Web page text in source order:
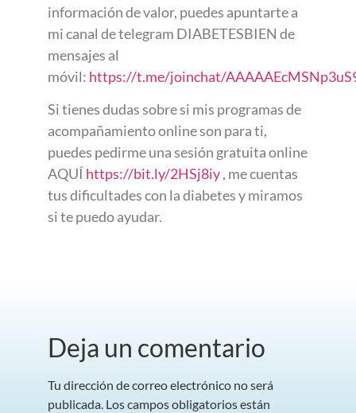
información de valor, puedes apuntarte a
mi canal de telegram DIABETESBIEN de
mensajes al
móvil: https://t.me/joinchat/
Si tienes dudas sobre si mis programas de
acompañamiento online son para ti,
puedes pedirme una sesión gratuita online
AQUÍ https://bit.ly/2HSj8iy, me cuentas
tus dificultades con la diabetes y miramos
si te puedo ayudar.
Deja un comentario
Tu dirección de correo electrónico no será
publicada. Los campos obligatorios están